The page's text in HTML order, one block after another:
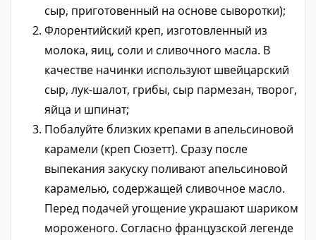
сыр, приготовенный на основе сыворотки);
Флорентийский креп, изготовленный из
молока, яиц, соли и сливочного масла. В
качестве начинки используют швейцарский
сыр, лук-шалот, грибы, сыр пармезан, творог,
яйца и шпинат;
Побалуйте близких крепами в апельсиновой
карамели (креп Сюзетт). Сразу после
выпекания закуску поливают апельсиновой
карамелью, содержащей сливочное масло.
Перед подачей угощение украшают шариком
мороженого. Согласно французской легенде